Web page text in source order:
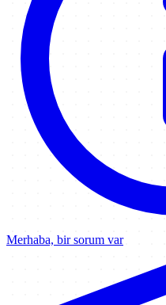
Merhaba, bir sorum var